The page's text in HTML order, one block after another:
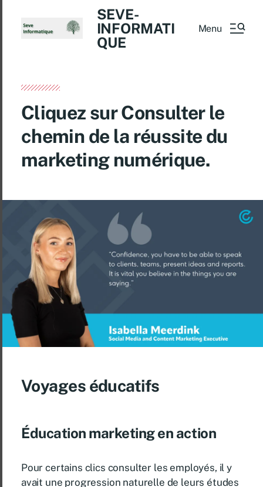
SEVE-
INFORMATI
QUE
Menu
Cliquez sur Consulter le
chemin de la réussite du
marketing numérique.
Voyages éducatifs
Éducation marketing en action
Pour certains clics consulter les employés, il y
avait une progression naturelle de leurs études